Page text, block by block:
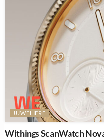
JUWELIERE
Withings ScanWatch